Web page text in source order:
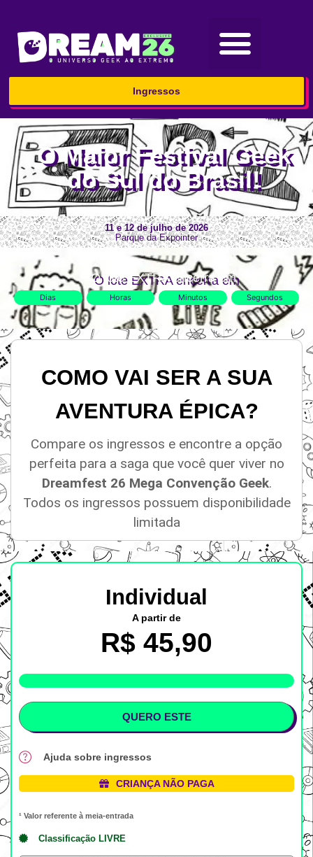
Ingressos
O Maior Festival Geek
do Sul do Brasil!
11 e 12 de julho de 2026
Parque da Expointer
O lote EXTRA encerra em
Dias Horas Minutos Segundos
COMO VAI SER A SUA
AVENTURA ÉPICA?
Compare os ingressos e encontre a opção
perfeita para a saga que você quer viver no
Dreamfest 26 Mega Convenção Geek.
Todos os ingressos possuem disponibilidade
limitada
Individual
A partir de
R$ 45,90
QUERO ESTE
Ajuda sobre ingressos
CRIANÇA NÃO PAGA
¹ Valor referente à meia-entrada
Classificação LIVRE